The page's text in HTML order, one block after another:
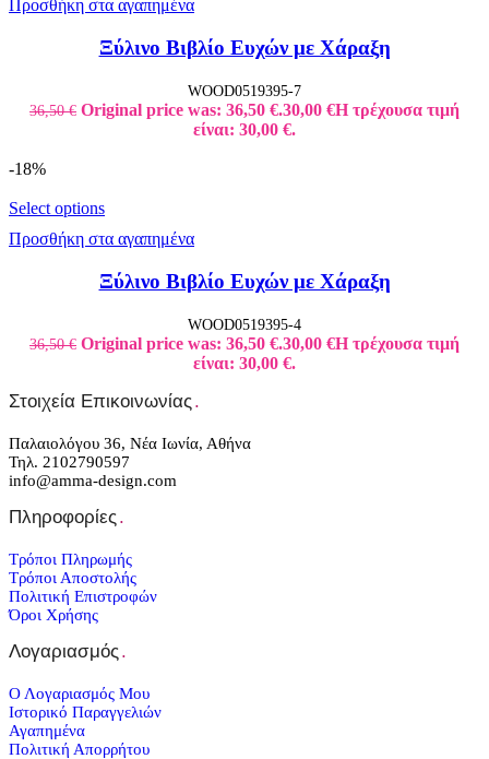
Προσθήκη στα αγαπημένα
Ξύλινο Βιβλίο Ευχών με Χάραξη
WOOD0519395-7
36,50€ Original price was: 36,50 €.30,00 €Η τρέχουσα τιμή
είναι: 30,00 €.
-18%
Select options
Προσθήκη στα αγαπημένα
Ξύλινο Βιβλίο Ευχών με Χάραξη
WOOD0519395-4
36,50€ Original price was: 36,50 €.30,00 €Η τρέχουσα τιμή
είναι: 30,00 €.
Στοιχεία Επικοινωνίας.
Παλαιολόγου 36, Νέα Ιωνία, Αθήνα
Τηλ. 2102790597
info@amma-design.com
Πληροφορίες.
Τρόποι Πληρωμής
Τρόποι Αποστολής
Πολιτική Επιστροφών
Όροι Χρήσης
Λογαριασμός.
Ο Λογαριασμός Μου
Ιστορικό Παραγγελιών
Αγαπημένα
Πολιτική Απορρήτου